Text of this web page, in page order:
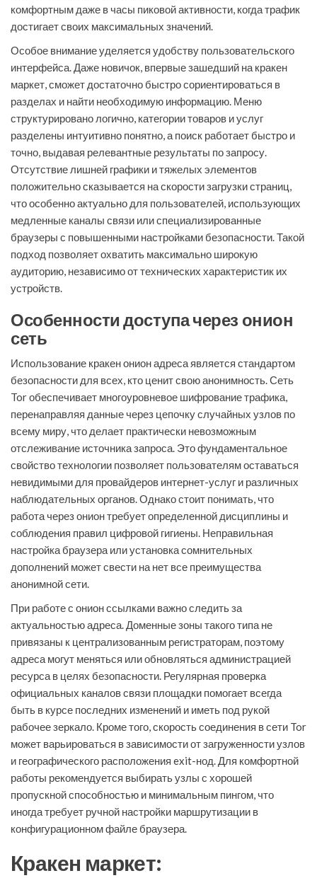
комфортным даже в часы пиковой активности, когда трафик
достигает своих максимальных значений.
Особое внимание уделяется удобству пользовательского
интерфейса. Даже новичок, впервые зашедший на кракен
маркет, сможет достаточно быстро сориентироваться в
разделах и найти необходимую информацию. Меню
структурировано логично, категории товаров и услуг
разделены интуитивно понятно, а поиск работает быстро и
точно, выдавая релевантные результаты по запросу.
Отсутствие лишней графики и тяжелых элементов
положительно сказывается на скорости загрузки страниц,
что особенно актуально для пользователей, использующих
медленные каналы связи или специализированные
браузеры с повышенными настройками безопасности. Такой
подход позволяет охватить максимально широкую
аудиторию, независимо от технических характеристик их
устройств.
Особенности доступа через онион
сеть
Использование кракен онион адреса является стандартом
безопасности для всех, кто ценит свою анонимность. Сеть
Tor обеспечивает многоуровневое шифрование трафика,
перенаправляя данные через цепочку случайных узлов по
всему миру, что делает практически невозможным
отслеживание источника запроса. Это фундаментальное
свойство технологии позволяет пользователям оставаться
невидимыми для провайдеров интернет-услуг и различных
наблюдательных органов. Однако стоит понимать, что
работа через онион требует определенной дисциплины и
соблюдения правил цифровой гигиены. Неправильная
настройка браузера или установка сомнительных
дополнений может свести на нет все преимущества
анонимной сети.
При работе с онион ссылками важно следить за
актуальностью адреса. Доменные зоны такого типа не
привязаны к централизованным регистраторам, поэтому
адреса могут меняться или обновляться администрацией
ресурса в целях безопасности. Регулярная проверка
официальных каналов связи площадки помогает всегда
быть в курсе последних изменений и иметь под рукой
рабочее зеркало. Кроме того, скорость соединения в сети Tor
может варьироваться в зависимости от загруженности узлов
и географического расположения exit-нод. Для комфортной
работы рекомендуется выбирать узлы с хорошей
пропускной способностью и минимальным пингом, что
иногда требует ручной настройки маршрутизации в
конфигурационном файле браузера.
Кракен маркет: